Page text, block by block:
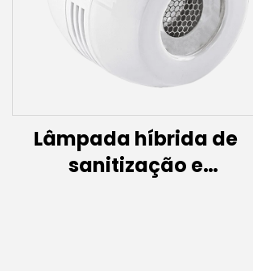
Lâmpada híbrida de
sanitização e